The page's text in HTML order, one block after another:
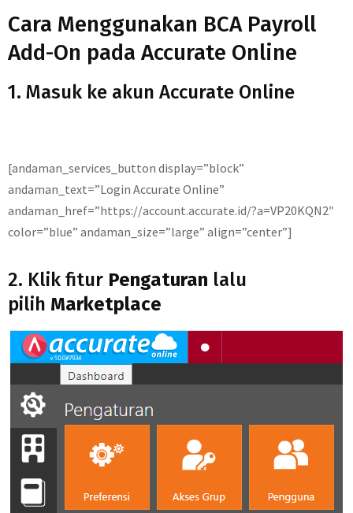
Cara Menggunakan BCA Payroll
Add-On pada Accurate Online
1. Masuk ke akun Accurate Online
[andaman_services_button display=”block”
andaman_text=”Login Accurate Online”
andaman_href=”https://account.accurate.id/?a=VP20KQN2″
color=”blue” andaman_size=”large” align=”center”]
2. Klik fitur Pengaturan lalu
pilih Marketplace